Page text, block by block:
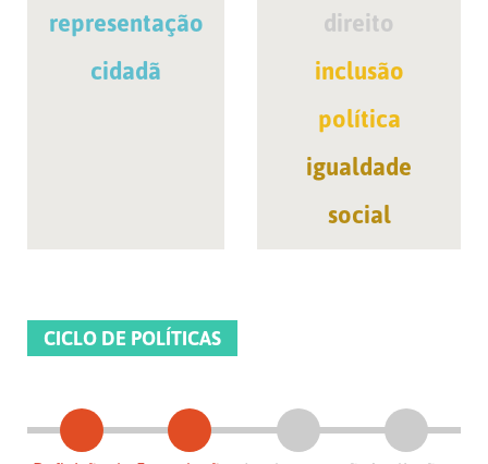
representação
cidadã
direito
inclusão
política
igualdade
social
CICLO DE POLÍTICAS